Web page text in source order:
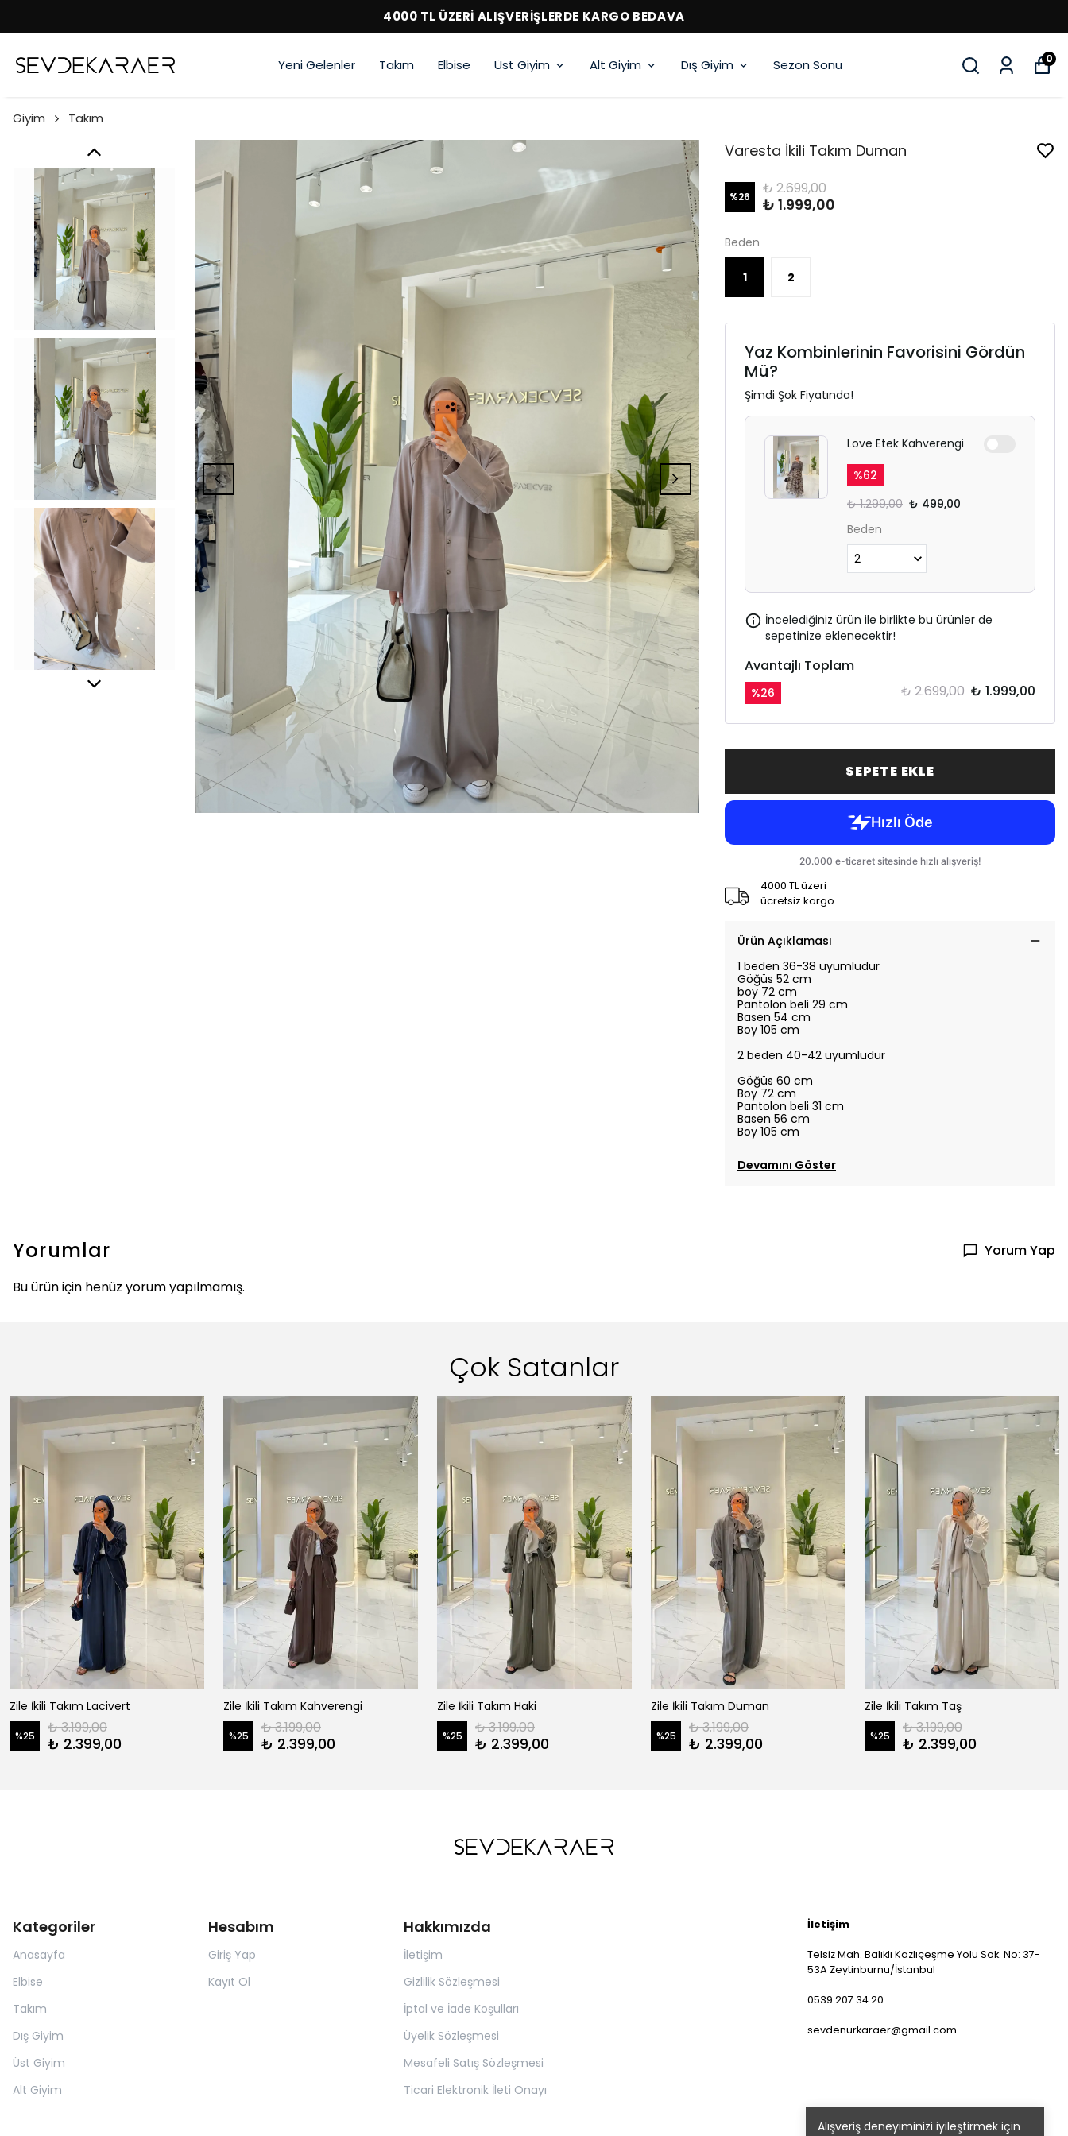
4000 TL ÜZERİ ALIŞVERİŞLERDE KARGO BEDAVA
Yeni Gelenler Takım Elbise Üst Giyim Alt Giyim Dış Giyim Sezon Sonu 0
Alışveriş deneyiminizi iyileştirmek için
Giyim Takım
Varesta İkili Takım Duman
%26 ₺ 2.699,00
₺ 1.999,00
Beden
1 2
Yaz Kombinlerinin Favorisini Gördün
Mü?
Şimdi Şok Fiyatında!
Love Etek Kahverengi
%62
₺ 1.299,00 ₺ 499,00
Beden
İncelediğiniz ürün ile birlikte bu ürünler de
sepetinize eklenecektir!
Avantajlı Toplam
%26 ₺ 2.699,00 ₺ 1.999,00
SEPETE EKLE
4000 TL üzeri
ücretsiz kargo
Ürün Açıklaması
1 beden 36-38 uyumludur
Göğüs 52 cm
boy 72 cm
Pantolon beli 29 cm
Basen 54 cm
Boy 105 cm
2 beden 40-42 uyumludur
Göğüs 60 cm
Boy 72 cm
Pantolon beli 31 cm
Basen 56 cm
Boy 105 cm
Devamını Göster
Yorumlar
Yorum Yap
Bu ürün için henüz yorum yapılmamış.
Çok Satanlar
Zile İkili Takım Lacivert
%25 ₺ 3.199,00
₺ 2.399,00
Zile İkili Takım Kahverengi
%25 ₺ 3.199,00
₺ 2.399,00
Zile İkili Takım Haki
%25 ₺ 3.199,00
₺ 2.399,00
Zile İkili Takım Duman
%25 ₺ 3.199,00
₺ 2.399,00
Zile İkili Takım Taş
%25 ₺ 3.199,00
₺ 2.399,00
Kategoriler
Anasayfa
Elbise
Takım
Dış Giyim
Üst Giyim
Alt Giyim
Hesabım
Giriş Yap
Kayıt Ol
Hakkımızda
İletişim
Gizlilik Sözleşmesi
İptal ve İade Koşulları
Üyelik Sözleşmesi
Mesafeli Satış Sözleşmesi
Ticari Elektronik İleti Onayı
İletişim
Telsiz Mah. Balıklı Kazlıçeşme Yolu Sok. No: 37-
53A Zeytinburnu/İstanbul
0539 207 34 20
sevdenurkaraer@gmail.com